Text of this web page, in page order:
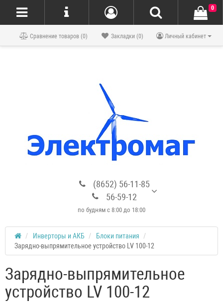
Блог
Личный кабинет
Закладки (0)
Сравнение товаров (0)
(8652) 56-11-85
56-59-12
по будням с 8:00 до 18:00
0
Инверторы и АКБ
Блоки питания
Зарядно-выпрямительное устройство LV 100-12
Зарядно-выпрямительное
устройство LV 100-12